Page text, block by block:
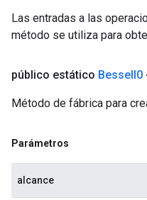
Las entradas a las
método se utiliza para
público estático BesselI0
Método de fábrica para
Parámetros
alcance